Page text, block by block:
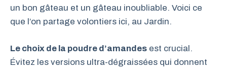
un bon gâteau et un gâteau inoubliable. Voici ce
que l’on partage volontiers ici, au Jardin.
Le choix de la poudre d’amandes est crucial.
Évitez les versions ultra-dégraissées qui donnent